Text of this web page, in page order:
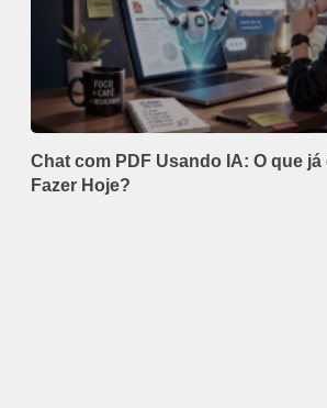
Chat com PDF Usando IA: O que já
Fazer Hoje?